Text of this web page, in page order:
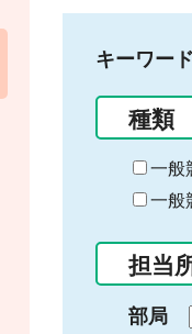
キーワー
種類
一般
一般
担当
部局